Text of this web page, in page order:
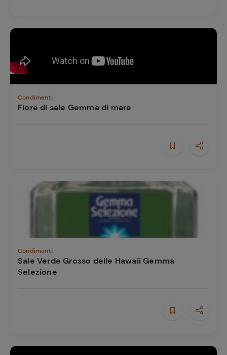
Condimenti
Fiore di sale Gemma di mare
Condimenti
Sale Verde Grosso delle Hawaii Gemma
Selezione